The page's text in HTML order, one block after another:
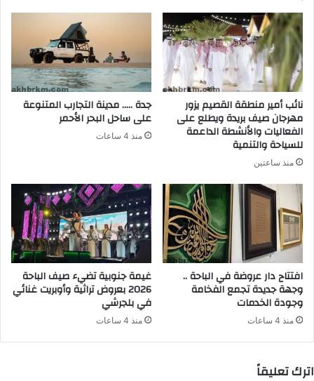
نائب أمير منطقة القصيم يزور
مهرجان صيف بريدة ويطلع على
الفعاليات والأنشطة الداعمة
للسياحة والتنمية
منذ ساعتين
جدة ….. مدينة التجارب المتنوعة
على ساحل البحر الأحمر
منذ 4 ساعات
افتتاح دار عروضة في الباحة ..
وجهة جديدة تجمع الفخامة
وجودة الخدمات
منذ 4 ساعات
غيمة جنوبية تضيء صيف الباحة
2026 بعروض تراثية وأوبريت غنائي
في بلجرشي
منذ 4 ساعات
اترك تعليقاً